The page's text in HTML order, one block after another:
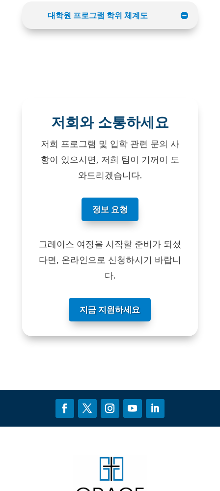
대학원 프로그램 학위 체계도
저희와 소통하세요
저희 프로그램 및 입학 관련 문의 사
항이 있으시면, 저희 팀이 기꺼이 도
와드리겠습니다.
정보 요청
그레이스 여정을 시작할 준비가 되셨
다면, 온라인으로 신청하시기 바랍니
다.
지금 지원하세요